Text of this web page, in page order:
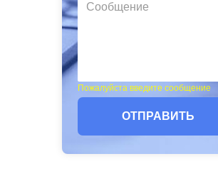
Пожалуйста введите сообщение
ОТПРАВИТЬ